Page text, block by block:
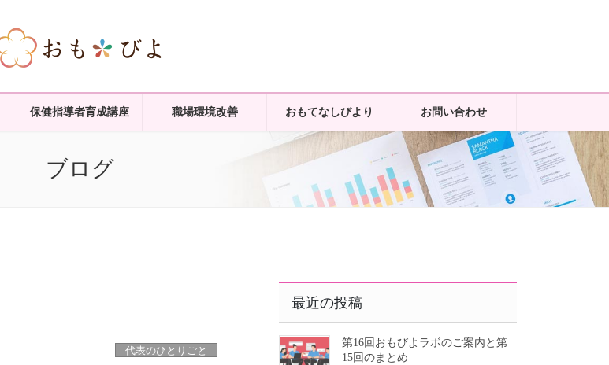
保健指導者育成講座 職場環境改善 おもてなしびより お問い合わせ
ブログ
代表のひとりごと
最近の投稿
第16回おもびよラボのご案内と第
15回のまとめ